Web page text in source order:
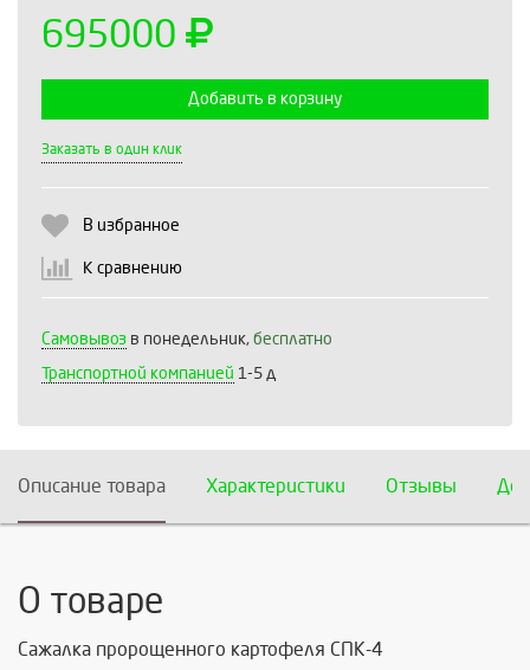
695000
Добавить в корзину
Заказать в один клик
В избранное
К сравнению
Самовывоз в понедельник, бесплатно
Транспортной компанией 1-5 д
Описание товара Характеристики Отзывы
О товаре
Сажалка пророщенного картофеля СПК-4